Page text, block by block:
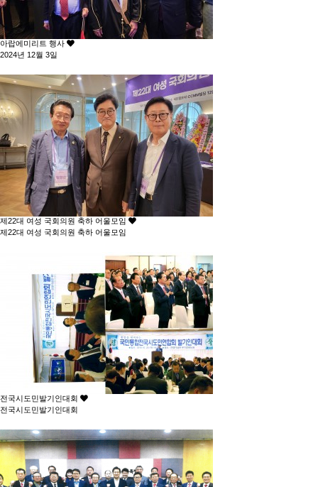
아랍에미리트 행사
2024년 12월 3일
제22대 여성 국회의원 축하 어울모임
제22대 여성 국회의원 축하 어울모임
전국시도민발기인대회
전국시도민발기인대회